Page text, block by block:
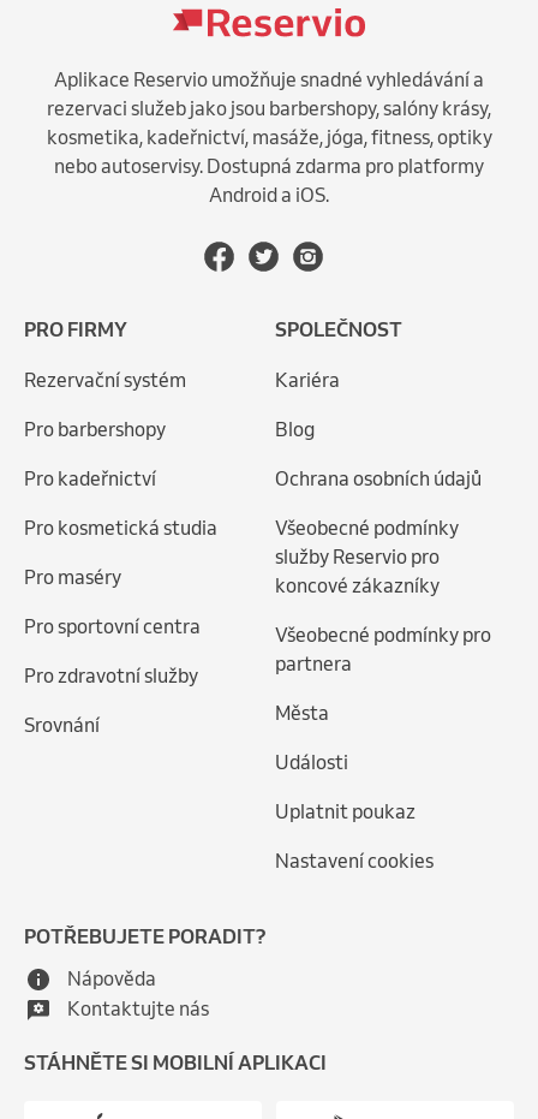
Aplikace Reservio umožňuje snadné vyhledávání a
rezervaci služeb jako jsou barbershopy, salóny krásy,
kosmetika, kadeřnictví, masáže, jóga, fitness, optiky
nebo autoservisy. Dostupná zdarma pro platformy
Android a iOS.
PRO FIRMY
Rezervační systém
Pro barbershopy
Pro kadeřnictví
Pro kosmetická studia
Pro maséry
Pro sportovní centra
Pro zdravotní služby
Srovnání
SPOLEČNOST
Kariéra
Blog
Ochrana osobních údajů
Všeobecné podmínky
služby Reservio pro
koncové zákazníky
Všeobecné podmínky pro
partnera
Města
Události
Uplatnit poukaz
Nastavení cookies
POTŘEBUJETE PORADIT?
Nápověda
Kontaktujte nás
STÁHNĚTE SI MOBILNÍ APLIKACI